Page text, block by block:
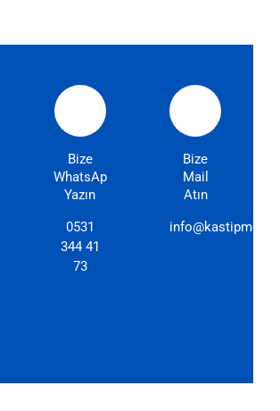
Bize
WhatsApp'dan
Yazın
0531
344 41
73
Bize
Mail
Atın